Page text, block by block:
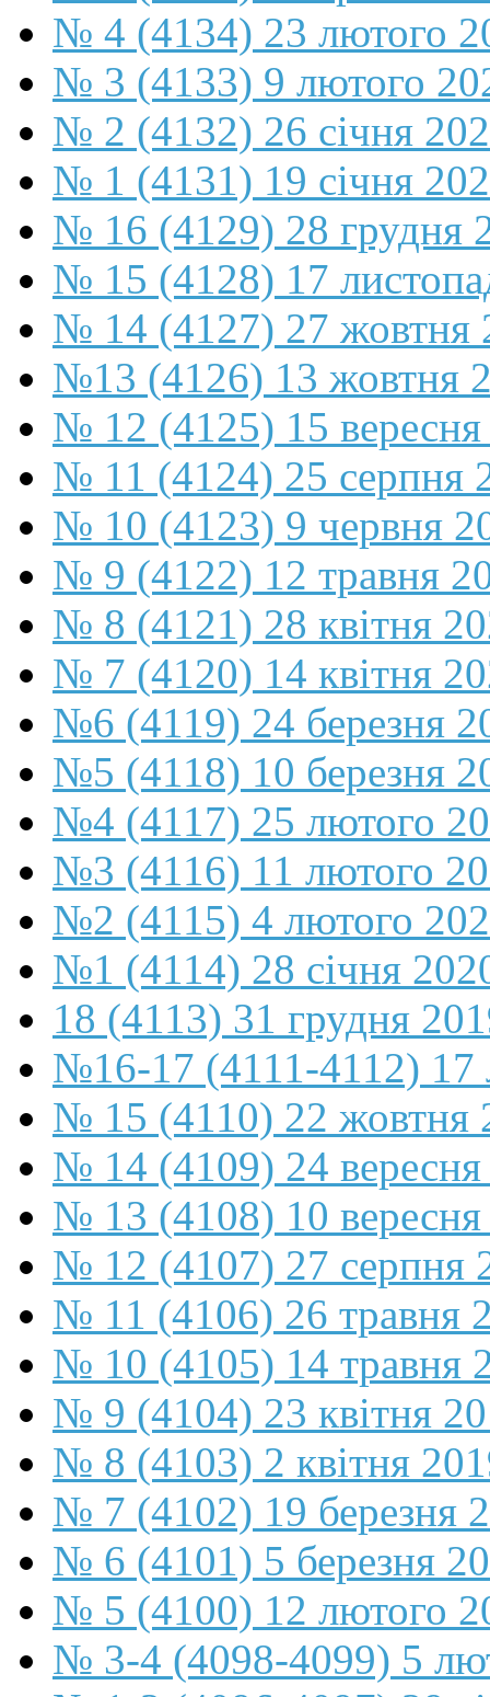
№ 4 (4134) 23 лютого
№ 3 (4133) 9 лютого
№ 2 (4132) 26 січня
№ 1 (4131) 19 січня
№ 16 (4129) 28 грудня
№ 15 (4128) 17
№ 14 (4127) 27 жовтня
№13 (4126) 13 жовтня
№ 12 (4125) 15
№ 11 (4124) 25 серпня
№ 10 (4123) 9 червня
№ 9 (4122) 12 травня
№ 8 (4121) 28 квітня
№ 7 (4120) 14 квітня
№6 (4119) 24 березня
№5 (4118) 10 березня
№4 (4117) 25 лютого
№3 (4116) 11 лютого
№2 (4115) 4 лютого
№1 (4114) 28 січня
18 (4113) 31 грудня
№16-17 (4111-4112) 17
№ 15 (4110) 22 жовтня
№ 14 (4109) 24
№ 13 (4108) 10
№ 12 (4107) 27 серпня
№ 11 (4106) 26 травня
№ 10 (4105) 14 травня
№ 9 (4104) 23 квітня
№ 8 (4103) 2 квітня
№ 7 (4102) 19 березня
№ 6 (4101) 5 березня
№ 5 (4100) 12 лютого
№ 3-4 (4098-4099) 5